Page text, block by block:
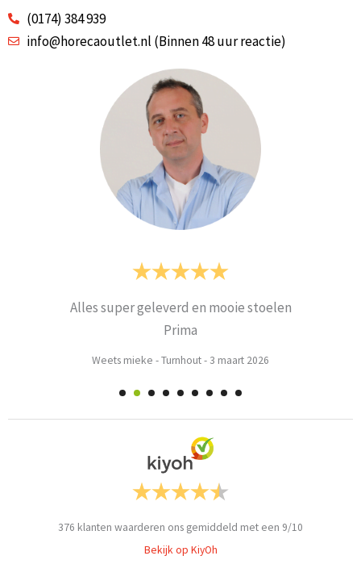
(0174) 384 939
info@horecaoutlet.nl (Binnen 48 uur reactie)
Alles super geleverd en mooie stoelen
Prima
Weets mieke -Turnhout- 3 maart 2026
376 klanten waarderen ons gemiddeld met een 9/10
Bekijk op KiyOh